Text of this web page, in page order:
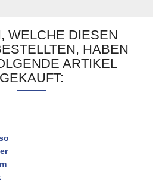
WELCHE DIESEN
HABEN
ARTIKEL
GEKAUFT: